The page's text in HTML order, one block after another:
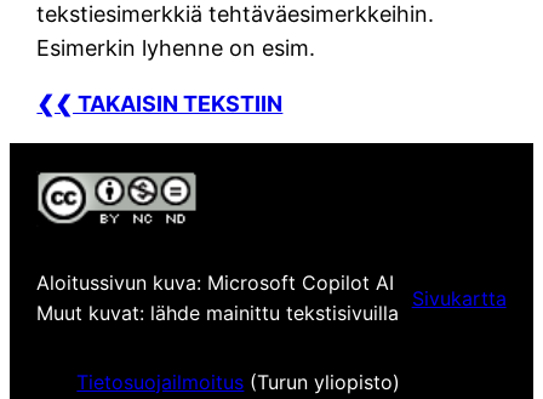
tekstiesimerkkiä tehtäväesimerkkeihin.
Esimerkin lyhenne on esim.
❮❮ TAKAISIN TEKSTIIN
Aloitussivun kuva: Microsoft Copilot AI
Muut kuvat: lähde mainittu tekstisivuilla
Sivukartta
Tietosuojailmoitus (Turun yliopisto)